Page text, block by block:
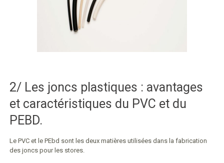
2/ Les joncs plastiques : avantages
et caractéristiques du PVC et du
PEBD.
Le PVC et le PEbd sont les deux matières utilisées dans la fabrication
des joncs pour les stores.